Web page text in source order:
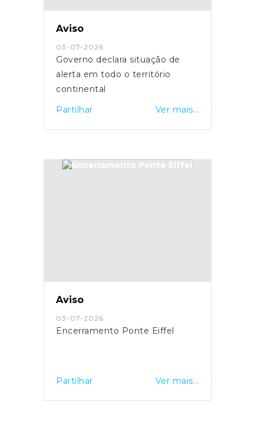
Aviso
03-07-2026
Governo declara situação de
alerta em todo o território
continental
Partilhar
Ver mais...
Aviso
03-07-2026
Encerramento Ponte Eiffel
Partilhar Ver mais...